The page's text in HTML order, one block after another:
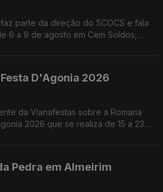
parte da direção do SCOCS e fala
6 a 9 de agosto em Cem Soldos,
D'Agonia 2026
da Vianafestas sobre a Romaria
2026 que se realiza de 15 a 23
Pedra em Almeirim